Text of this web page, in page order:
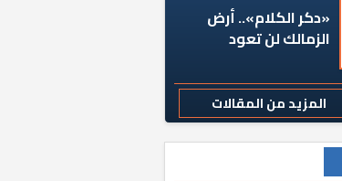
«دكر الكلام».. أرض
الزمالك لن تعود
المزيد من المقالات